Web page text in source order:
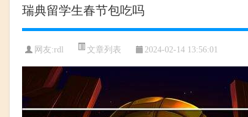
瑞典留学生春节包吃吗
网友:rdl 文章列表 2024-02-14 13:56:01